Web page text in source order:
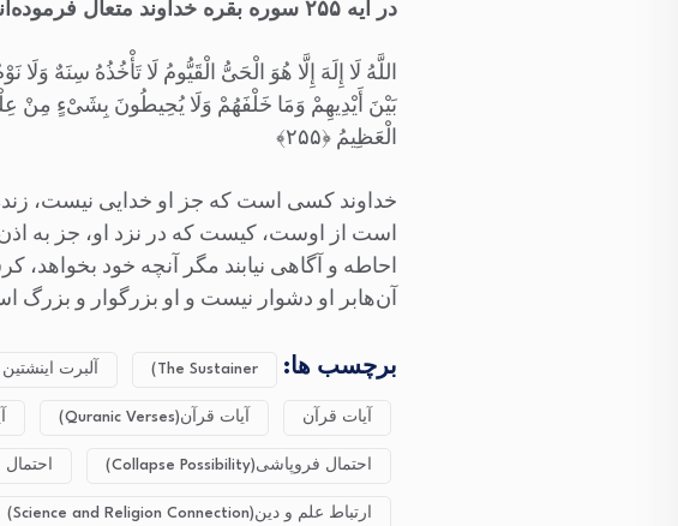
در آیه ۲۵۵ سوره بقره خداوند متعال فرموده‌اند:
اللَّهُ لَا إِلَهَ إِلَّا هُوَ الْحَیُّ الْقَیُّومُ لَا تَأْخُذُهُ سِنَهٌ
بَیْنَ أَیْدِیهِمْ وَمَا خَلْفَهُمْ وَلَا یُحِیطُونَ بِشَیْءٍ مِنْ
الْعَظِیمُ ﴿۲۵۵﴾
خداوند کسی است که جز او خدایی نیست، زنده
است از اوست، کیست که در نزد او، جز به اذن
احاطه و آگاهی نیابند مگر آنچه خود
آن‌هابر او دشوار نیست و او بزرگوار و بزرگ
برچسب ها: The Sustainer) آلبرت اینشتین
آیات قرآن آیات قرآن(Quranic Verses)
احتمال فروپاشی(Collapse Possibility)
ارتباط علم و دین(Science and Religion Connection)